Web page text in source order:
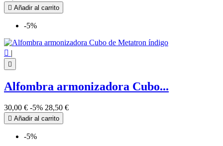
 Añadir al carrito
-5%
 |

Alfombra armonizadora Cubo...
30,00 € -5% 28,50 €
 Añadir al carrito
-5%